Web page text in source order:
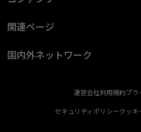
関連ページ
国内外ネットワーク
運営会社利用規約プラ
セキュリティポリシークッキ